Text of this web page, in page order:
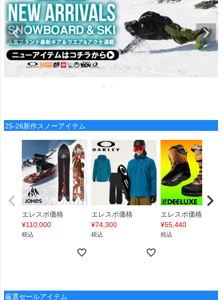
25-26新作スノーアイテム
エレスポ価格
¥110,000
税込
エレスポ価格
¥74,300
税込
エレスポ価格
¥55,440
税込
厳選セールアイテム